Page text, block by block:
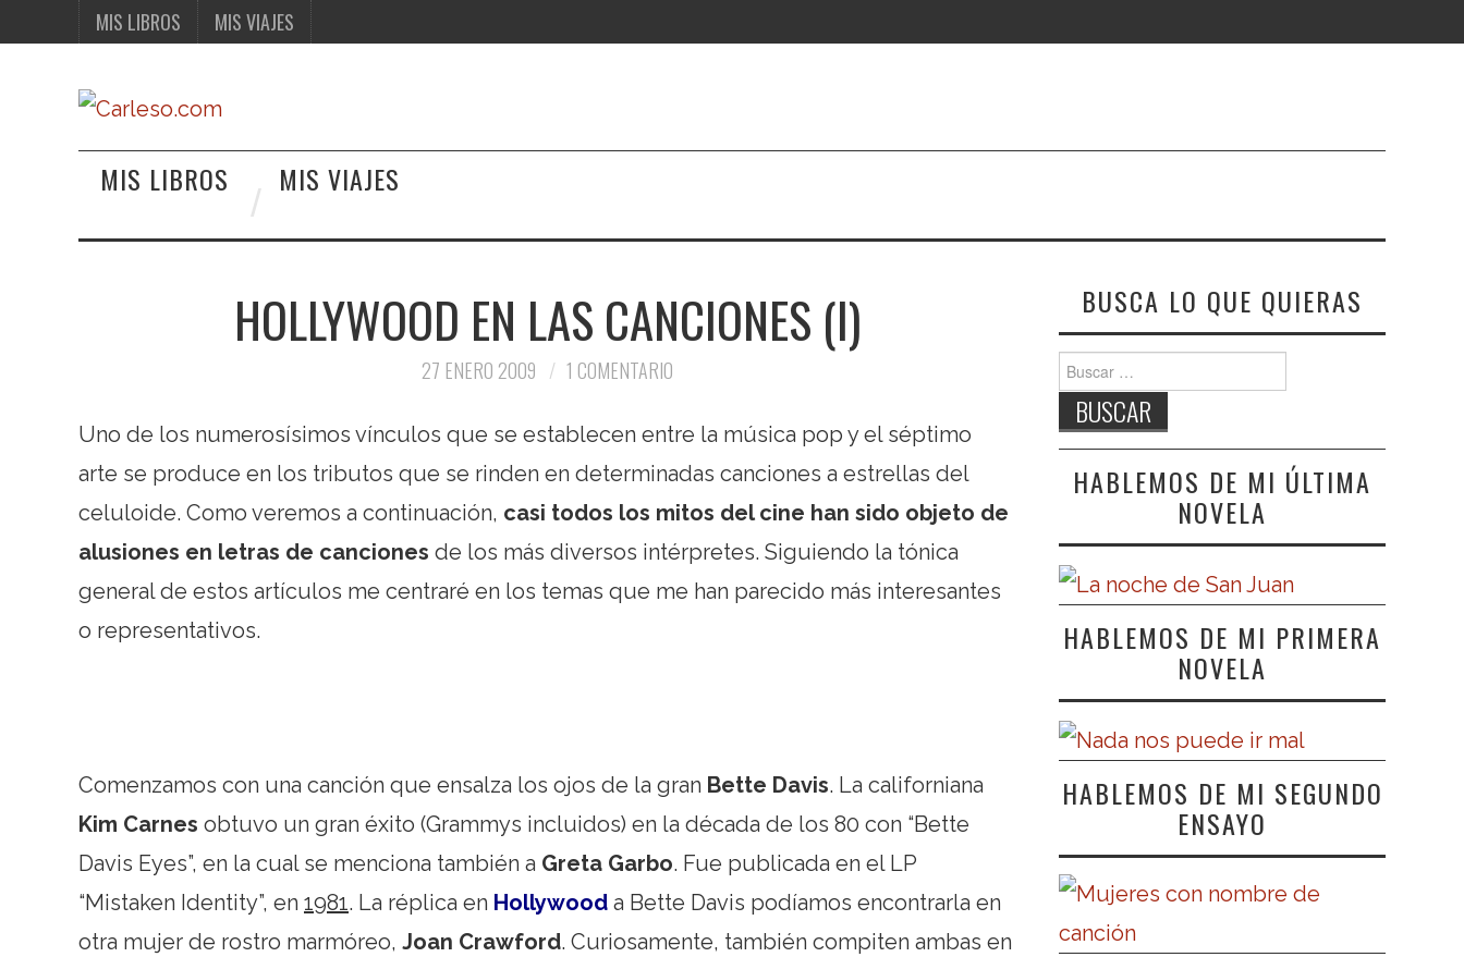
MIS LIBROS MIS VIAJES
MIS LIBROS MIS VIAJES
HOLLYWOOD EN LAS CANCIONES (I)
27 ENERO 2009 1 COMENTARIO
Uno de los numerosísimos vínculos que se establecen entre la música pop y el séptimo
arte se produce en los tributos que se rinden en determinadas canciones a estrellas del
celuloide. Como veremos a continuación, casi todos los mitos del cine han sido objeto de
alusiones en letras de canciones de los más diversos intérpretes. Siguiendo la tónica
general de estos artículos me centraré en los temas que me han parecido más interesantes
o representativos.
Comenzamos con una canción que ensalza los ojos de la gran Bette Davis. La californiana
Kim Carnes obtuvo un gran éxito (Grammys incluidos) en la década de los 80 con “Bette
Davis Eyes”, en la cual se menciona también a Greta Garbo. Fue publicada en el LP
“Mistaken Identity”, en 1981. La réplica en Hollywood a Bette Davis podíamos encontrarla en
otra mujer de rostro marmóreo, Joan Crawford. Curiosamente, también compiten ambas en
BUSCA LO QUE QUIERAS
Buscar:
HABLEMOS DE MI ÚLTIMA
NOVELA
HABLEMOS DE MI PRIMERA
NOVELA
HABLEMOS DE MI SEGUNDO
ENSAYO